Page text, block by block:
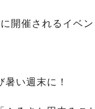
開催されるイベ
い週末に！